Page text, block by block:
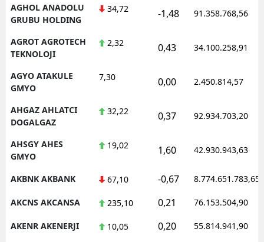
Kars
Kırklareli
Konya
Kütahya
Malatya
Manisa
AGHOL ANADOLU
GRUBU HOLDING
34,72 -1,48 91.358.768,56
AGROT AGROTECH
TEKNOLOJI
2,32 0,43 34.100.258,91
AGYO ATAKULE
GMYO
7,30 0,00 2.450.814,57
AHGAZ AHLATCI
DOGALGAZ
32,22 0,37 92.934.703,20
AHSGY AHES
GMYO
19,02 1,60 42.930.943,63
AKBNK AKBANK 67,10 -0,67 8.774.651.783,65
AKCNS AKCANSA 235,10 0,21 76.153.504,90
AKENR AKENERJI 10,05 0,20 55.814.941,90